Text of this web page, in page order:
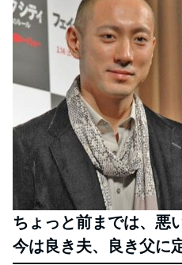
ちょっと前までは、悪
今は良き夫、良き父に